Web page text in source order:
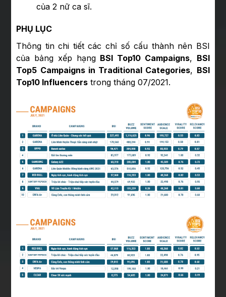
của 2 nữ ca sĩ.
PHỤ LỤC
Thông tin chi tiết các chỉ số cấu thành nên BSI
của bảng xếp hạng BSI Top10 Campaigns, BSI
Top5 Campaigns in Traditional Categories, BSI
Top10 Influencers trong tháng 07/2021.